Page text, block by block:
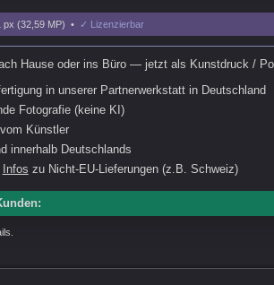
(32,59 MP) • ✓ Lizenzierbar
Hause oder ins Büro — jetzt als Kunstdruck /
in unserer Partnerwerkstatt in Deutschland
Fotografie (keine KI)
Künstler
innerhalb Deutschlands
Infos zu Nicht-EU-Lieferungen (z.B. Schweiz)